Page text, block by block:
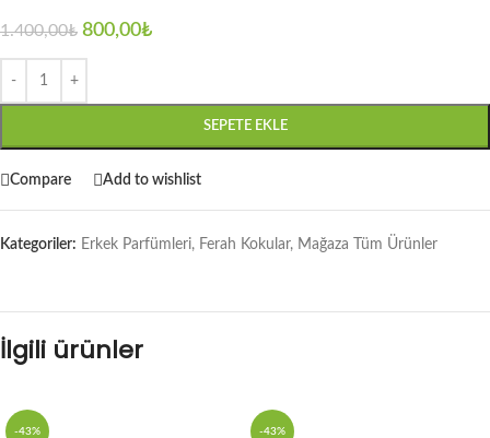
1.400,00₺ 800,00₺
SEPETE EKLE
Compare Add to wishlist
Kategoriler: Erkek Parfümleri, Ferah Kokular, Mağaza Tüm Ürünler
İlgili ürünler
-43% -43%